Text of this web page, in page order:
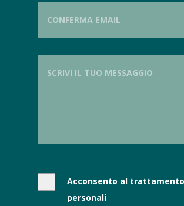
Acconsento al
personali